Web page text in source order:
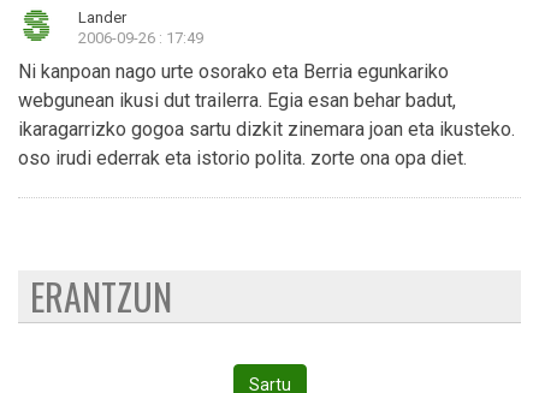
Lander
2006-09-26 : 17:49
Ni kanpoan nago urte osorako eta Berria egunkariko
webgunean ikusi dut trailerra. Egia esan behar badut,
ikaragarrizko gogoa sartu dizkit zinemara joan eta ikusteko.
oso irudi ederrak eta istorio polita. zorte ona opa diet.
ERANTZUN
Sartu